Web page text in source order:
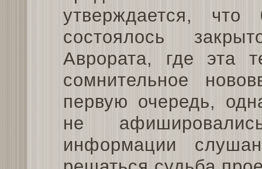
утверждается, что
состоялось
Аврората, где эта
сомнительное
первую очередь,
не
информации